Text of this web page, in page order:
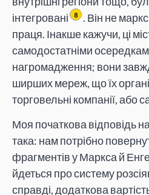
інтегровані
8
. Він не
праця. Інакше кажучи, ці
самодостатніми
нагромадження; вони
ширших мереж, що їх
торговельні компанії, або
Моя початкова відповідь
така: нам потрібно
фрагментів у Маркса й
йдеться про систему
справді, додаткова